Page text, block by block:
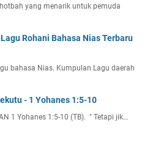
yang menarik untuk pemuda
Rohani Bahasa Nias Terbaru
bahasa Nias. Kumpulan Lagu daerah
- 1 Yohanes 1:5-10
1 Yohanes 1:5-10 (TB). " Tetapi jik…